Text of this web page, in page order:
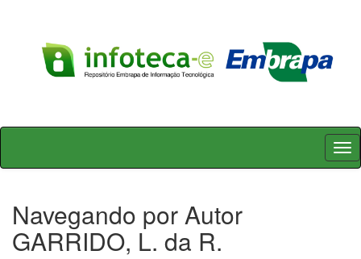
Skip
Navegando por Autor
GARRIDO, L. da R.